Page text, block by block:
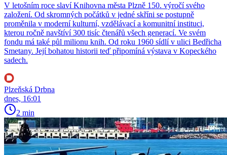
V letošním roce slaví Knihovna města Plzně 150. výročí svého
založení. Od skromných počátků v jedné skříni se postupně
proměnila v moderní kulturní, vzdělávací a komunitní instituci,
kterou ročně navštíví 300 tisíc čtenářů všech generací. Ve svém
fondu má také půl milionu knih. Od roku 1960 sídlí v ulici Bedřicha
Smetany. Její bohatou historii teď připomíná výstava v Kopeckého
sadech.
Plzeňská Drbna
dnes, 16:01
2 min